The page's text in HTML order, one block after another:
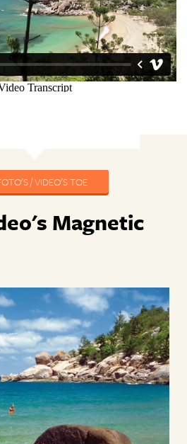
/ VIDEO'S TOE
Magnetic